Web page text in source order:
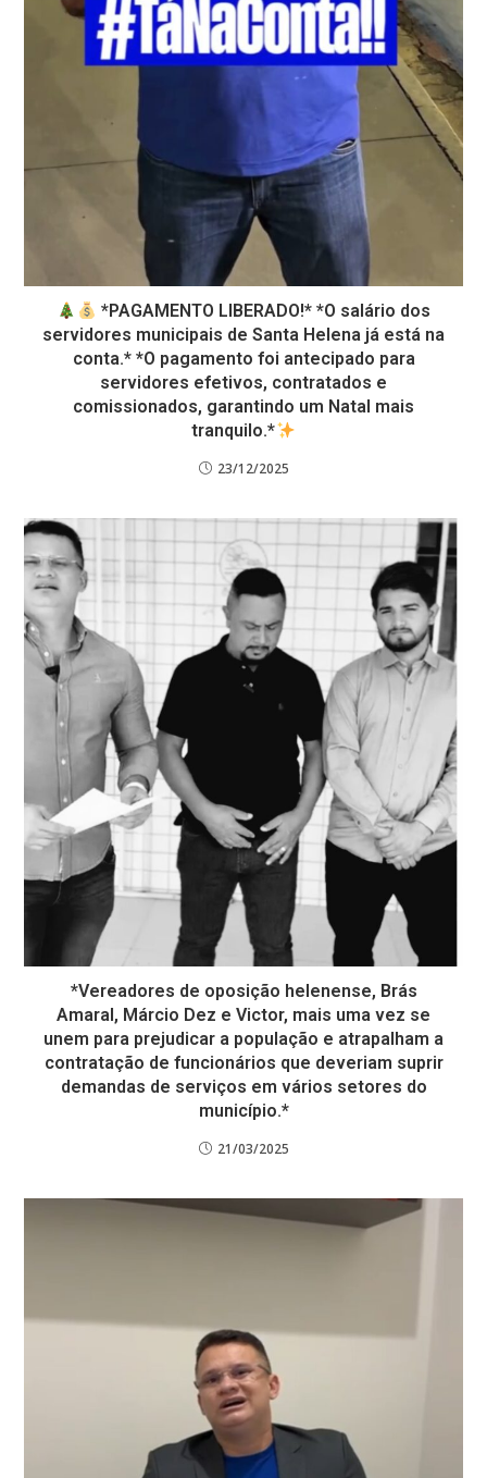
*PAGAMENTO LIBERADO!* *O salário dos
servidores municipais de Santa Helena já está na
conta.* *O pagamento foi antecipado para
servidores efetivos, contratados e
comissionados, garantindo um Natal mais
tranquilo.*
23/12/2025
*Vereadores de oposição helenense, Brás
Amaral, Márcio Dez e Victor, mais uma vez se
unem para prejudicar a população e atrapalham a
contratação de funcionários que deveriam suprir
demandas de serviços em vários setores do
município.*
21/03/2025